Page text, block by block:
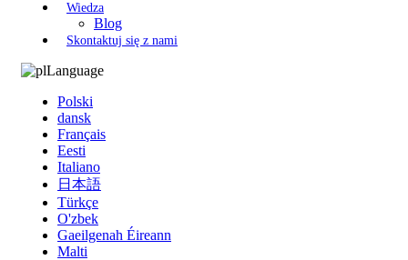
Wiedza
Blog
Skontaktuj się z nami
Language
Polski
dansk
Français
Eesti
Italiano
日本語
Türkçe
O'zbek
Gaeilgenah Éireann
Malti